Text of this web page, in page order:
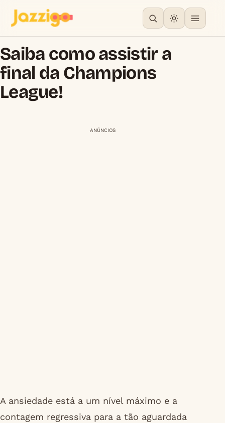
Saiba como assistir a
final da Champions
League!
ANÚNCIOS
A ansiedade está a um nível máximo e a
contagem regressiva para a tão aguardada